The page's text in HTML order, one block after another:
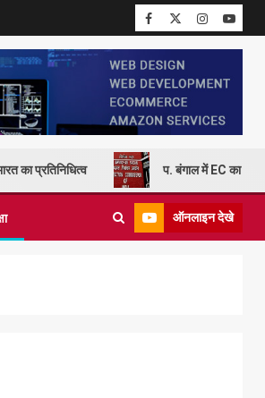
का प्रतिनिधित्व प. बंगाल में EC का कड़ा
ऑनलाइन देखे